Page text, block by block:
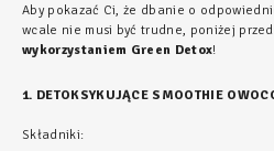
Aby pokazać Ci, że dbanie o
wcale nie musi być trudne, poniżej
wykorzystaniem Green Detox!
1. DETOKSYKUJĄCE SMOOTHIE
Składniki: